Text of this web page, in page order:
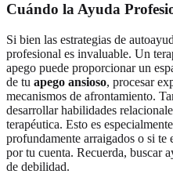
Cuándo la Ayuda
Si bien las estrategias de
profesional es invaluable. Un
apego puede proporcionar un
de tu apego ansioso, procesar
mecanismos de afrontamiento.
desarrollar habilidades
terapéutica. Esto es
profundamente arraigados o si te
por tu cuenta. Recuerda, buscar
de debilidad.